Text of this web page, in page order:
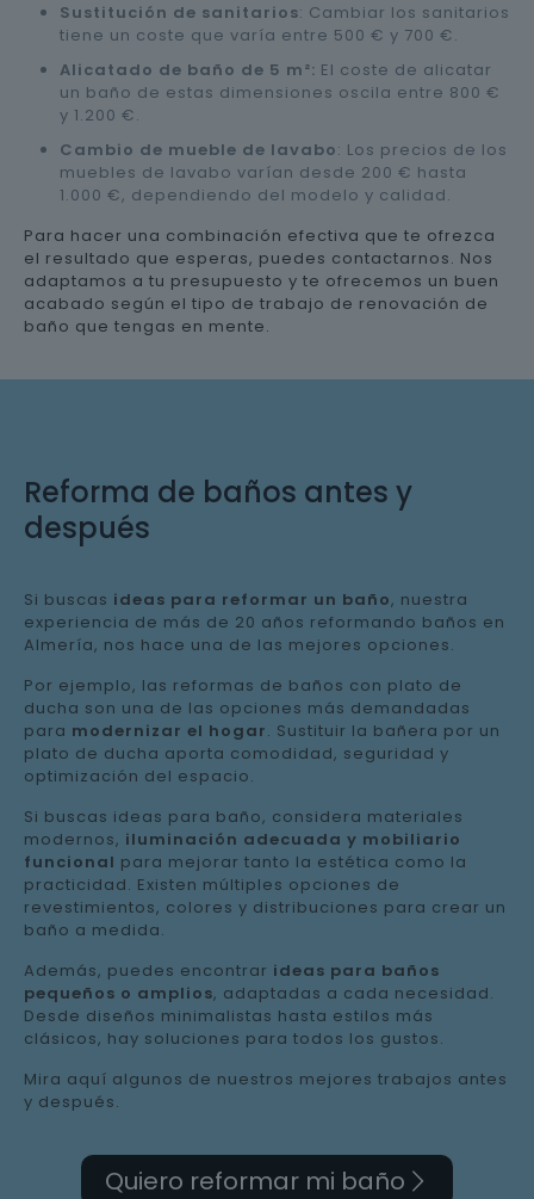
Sustitución de sanitarios: Cambiar los sanitarios
tiene un coste que varía entre 500 € y 700 €.
Alicatado de baño de 5 m²: El coste de alicatar
un baño de estas dimensiones oscila entre 800 €
y 1.200 €.
Cambio de mueble de lavabo: Los precios de los
muebles de lavabo varían desde 200 € hasta
1.000 €, dependiendo del modelo y calidad.
Para hacer una combinación efectiva que te ofrezca
el resultado que esperas, puedes contactarnos. Nos
adaptamos a tu presupuesto y te ofrecemos un buen
acabado según el tipo de trabajo de renovación de
baño que tengas en mente.
Reforma de baños antes y
después
Si buscas ideas para reformar un baño, nuestra
experiencia de más de 20 años reformando baños en
Almería, nos hace una de las mejores opciones.
Por ejemplo, las reformas de baños con plato de
ducha son una de las opciones más demandadas
para modernizar el hogar. Sustituir la bañera por un
plato de ducha aporta comodidad, seguridad y
optimización del espacio.
Si buscas ideas para baño, considera materiales
modernos, iluminación adecuada y mobiliario
funcional para mejorar tanto la estética como la
practicidad. Existen múltiples opciones de
revestimientos, colores y distribuciones para crear un
baño a medida.
Además, puedes encontrar ideas para baños
pequeños o amplios, adaptadas a cada necesidad.
Desde diseños minimalistas hasta estilos más
clásicos, hay soluciones para todos los gustos.
Mira aquí algunos de nuestros mejores trabajos antes
y después.
Quiero reformar mi baño